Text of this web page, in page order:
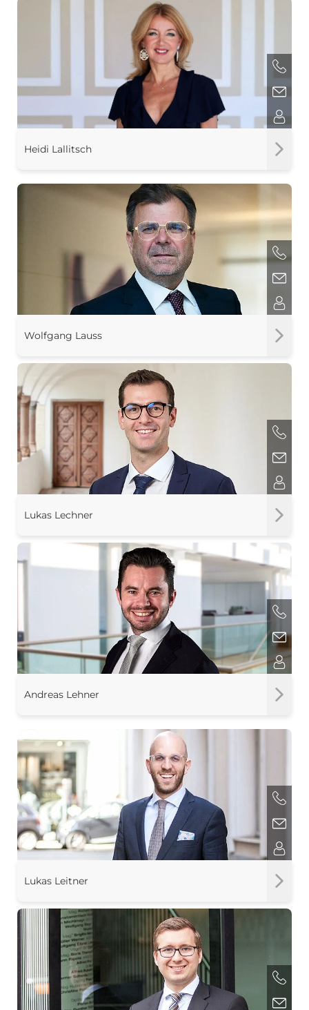
Heidi Lallitsch
Wolfgang Lauss
Lukas Lechner
Andreas Lehner
Lukas Leitner